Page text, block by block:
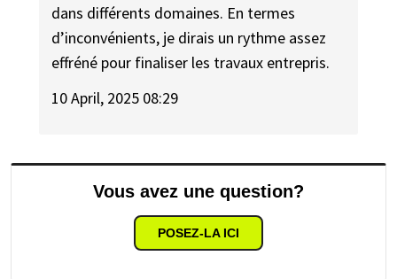
dans différents domaines. En termes
d’inconvénients, je dirais un rythme assez
effréné pour finaliser les travaux entrepris.
10 April, 2025 08:29
Vous avez une question?
POSEZ-LA ICI